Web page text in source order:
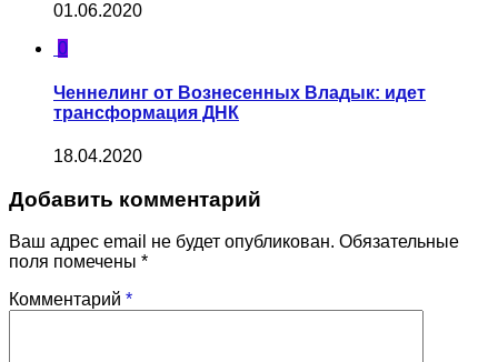
01.06.2020
0
Ченнелинг от Вознесенных Владык: идет
трансформация ДНК
18.04.2020
Добавить комментарий
Ваш адрес email не будет опубликован. Обязательные
поля помечены *
Комментарий *